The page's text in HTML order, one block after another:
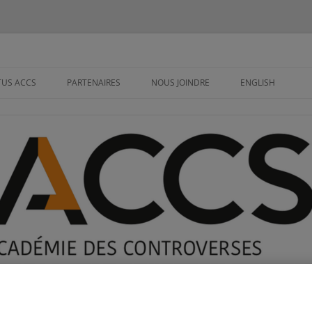
SCIENTIFIQUE
D’ADMINISTRATION
ACCS PARTENAIRES NOUS JOINDRE ENGLISH